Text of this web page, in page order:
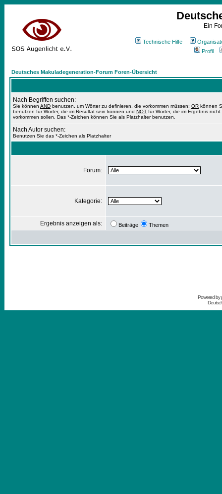
Ein
Technische Hilfe
Profil
Deutsches Makuladegeneration-Forum Foren-Übersicht
Nach Begriffen suchen:
Sie können AND benutzen, um Wörter zu definieren, die vorkommen müssen; OR können
benutzen für Wörter, die im Resultat sein können und NOT für Wörter, die im Ergebnis nicht
vorkommen sollen. Das *-Zeichen können Sie als Platzhalter benutzen.
Nach Autor suchen:
Benutzen Sie das *-Zeichen als Platzhalter
Forum:
Kategorie:
Ergebnis anzeigen als: Beiträge Themen
Powered by